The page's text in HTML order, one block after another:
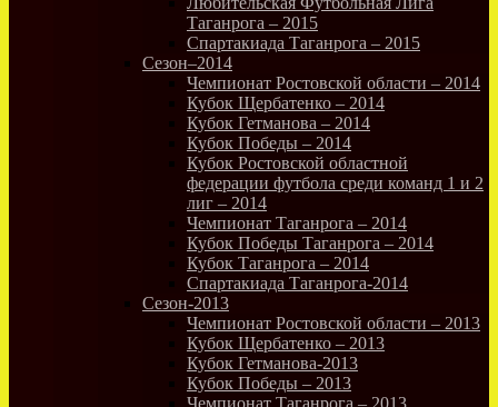
Таганрога – 2015
Спартакиада Таганрога – 2015
Сезон–2014
Чемпионат Ростовской области – 2014
Кубок Щербатенко – 2014
Кубок Гетманова – 2014
Кубок Победы – 2014
Кубок Ростовской областной
федерации футбола среди команд 1 и 2
лиг – 2014
Чемпионат Таганрога – 2014
Кубок Победы Таганрога – 2014
Кубок Таганрога – 2014
Спартакиада Таганрога-2014
Сезон-2013
Чемпионат Ростовской области – 2013
Кубок Щербатенко – 2013
Кубок Гетманова-2013
Кубок Победы – 2013
Чемпионат Таганрога – 2013